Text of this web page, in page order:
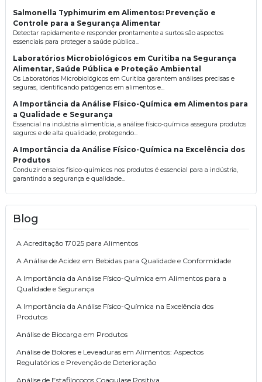
Salmonella Typhimurim em Alimentos: Prevenção e
Controle para a Segurança Alimentar
Detectar rapidamente e responder prontamente a surtos são aspectos
essenciais para proteger a saúde pública...
Laboratórios Microbiológicos em Curitiba na Segurança
Alimentar, Saúde Pública e Proteção Ambiental
Os Laboratórios Microbiológicos em Curitiba garantem análises precisas e
seguras, identificando patógenos em alimentos e...
A Importância da Análise Físico-Química em Alimentos para
a Qualidade e Segurança
Essencial na indústria alimentícia, a análise físico-química assegura produtos
seguros e de alta qualidade, protegendo...
A Importância da Análise Físico-Química na Excelência dos
Produtos
Conduzir ensaios físico-químicos nos produtos é essencial para a indústria,
garantindo a segurança e qualidade...
Blog
A Acreditação 17025 para Alimentos
A Análise de Acidez em Bebidas para Qualidade e Conformidade
A Importância da Análise Físico-Química em Alimentos para a
Qualidade e Segurança
A Importância da Análise Físico-Química na Excelência dos
Produtos
Análise de Biocarga em Produtos
Análise de Bolores e Leveaduras em Alimentos: Aspectos
Regulatórios e Prevenção de Deterioração
Análise de Estafilococos Coagulase Positiva